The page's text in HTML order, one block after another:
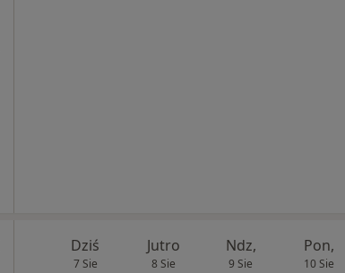
Dziś
7 Sie
Jutro
8 Sie
Ndz,
9 Sie
Pon,
10 Sie